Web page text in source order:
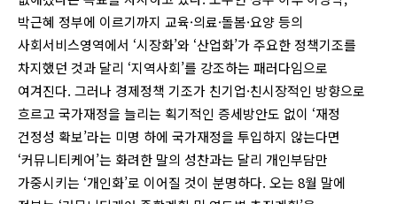
박근혜 정부에 이르기까지 교육·의료·돌봄·요양 등의
사회서비스영역에서 ‘시장화’와 ‘산업화’가 주요한 정책기조를
차지했던 것과 달리 ‘지역사회’를 강조하는 패러다임으로
여겨진다. 그러나 경제정책 기조가 친기업·친시장적인 방향으로
흐르고 국가재정을 늘리는 획기적인 증세방안도 없이 ‘재정
건정성 확보’라는 미명 하에 국가재정을 투입하지 않는다면
‘커뮤니티케어’는 화려한 말의 성찬과는 달리 개인부담만
가중시키는 ‘개인화’로 이어질 것이 분명하다. 오는 8월 말에